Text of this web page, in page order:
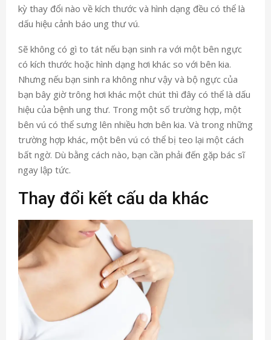
kỳ thay đổi nào về kích thước và hình dạng đều có thể là
dấu hiệu cảnh báo ung thư vú.
Sẽ không có gì to tát nếu bạn sinh ra với một bên ngực
có kích thước hoặc hình dạng hơi khác so với bên kia.
Nhưng nếu bạn sinh ra không như vậy và bộ ngực của
bạn bây giờ trông hơi khác một chút thì đây có thể là dấu
hiệu của bệnh ung thư. Trong một số trường hợp, một
bên vú có thể sưng lên nhiều hơn bên kia. Và trong những
trường hợp khác, một bên vú có thể bị teo lại một cách
bất ngờ. Dù bằng cách nào, bạn cần phải đến gặp bác sĩ
ngay lập tức.
Thay đổi kết cấu da khác